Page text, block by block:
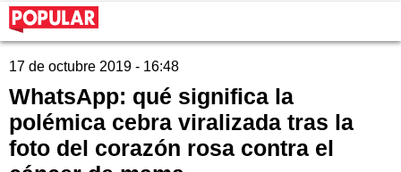
17 de octubre 2019 - 16:48
WhatsApp: qué significa la
polémica cebra viralizada tras la
foto del corazón rosa contra el